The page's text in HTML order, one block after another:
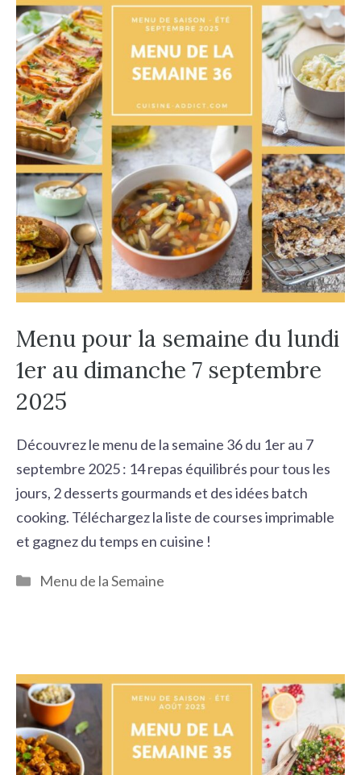
Menu pour la semaine du lundi
1er au dimanche 7 septembre
2025
Découvrez le menu de la semaine 36 du 1er au 7
septembre 2025 : 14 repas équilibrés pour tous les
jours, 2 desserts gourmands et des idées batch
cooking. Téléchargez la liste de courses imprimable
et gagnez du temps en cuisine !
Catégories
Menu de la Semaine